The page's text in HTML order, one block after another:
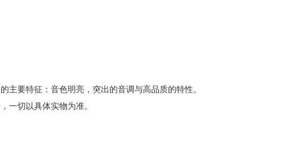
要特征：音色明亮，突出的音调与高品质的特性。
一切以具体实物为准。